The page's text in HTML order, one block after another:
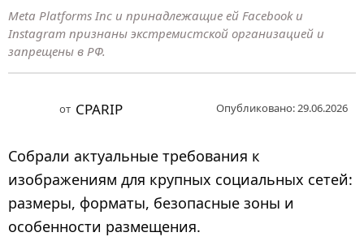
я
ц
н
а
1
м
е
с
Meta Platforms Inc и принадлежащие ей Facebook и
Instagram признаны экстремистской организацией и
запрещены в РФ.
от CPARIP Опубликовано: 29.06.2026
Собрали актуальные требования к
изображениям для крупных социальных сетей:
размеры, форматы, безопасные зоны и
особенности размещения.